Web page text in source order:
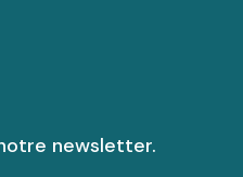
newsletter.